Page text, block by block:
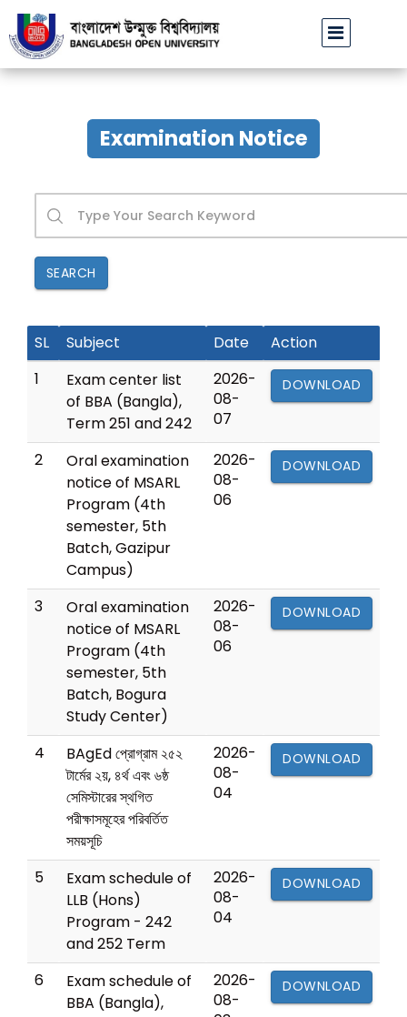
বাউবি উপাচার্যের পরিচয়ে প্রতারণার চেষ্টা: সর্বসাধারণকে সতর্ক থাকার আহ্বান
Examination Notice
SEARCH
SL Subject Date
Action
1
Exam center list
of BBA (Bangla),
Term 251 and 242
2026-
08-
07
DOWNLOAD
2
Oral examination
notice of MSARL
Program (4th
semester, 5th
Batch, Gazipur
Campus)
2026-
08-
06
DOWNLOAD
3
Oral examination
notice of MSARL
Program (4th
semester, 5th
Batch, Bogura
Study Center)
2026-
08-
06
DOWNLOAD
4
BAgEd প্রোগ্রাম ২৫২
টার্মের ২য়, ৪র্থ এবং ৬ষ্ঠ
সেমিস্টারের স্থগিত
পরীক্ষাসমূহের পরিবর্তিত
সময়সূচি
2026-
08-
04
DOWNLOAD
5
Exam schedule of
LLB (Hons)
Program - 242
and 252 Term
2026-
08-
04
DOWNLOAD
6
Exam schedule of
BBA (Bangla),
2026-
08-
DOWNLOAD